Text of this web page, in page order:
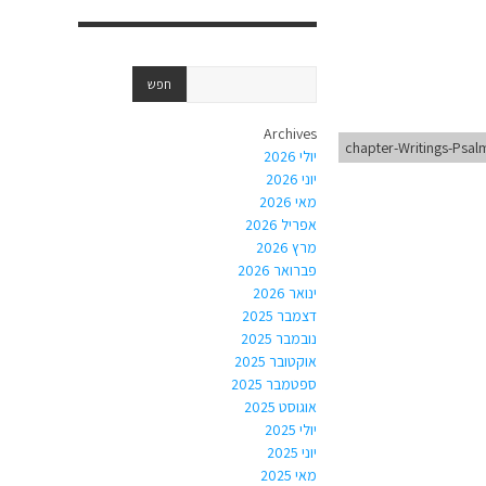
chapter-Writings-
Archives
יולי 2026
יוני 2026
מאי 2026
אפריל 2026
מרץ 2026
פברואר 2026
ינואר 2026
דצמבר 2025
נובמבר 2025
אוקטובר 2025
ספטמבר 2025
אוגוסט 2025
יולי 2025
יוני 2025
מאי 2025